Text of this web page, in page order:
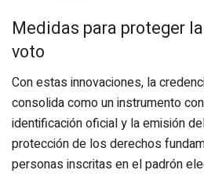
Medidas para proteger
voto
Con estas innovaciones, la
consolida como un instrumento
identificación oficial y la emisión
protección de los derechos
personas inscritas en el padrón